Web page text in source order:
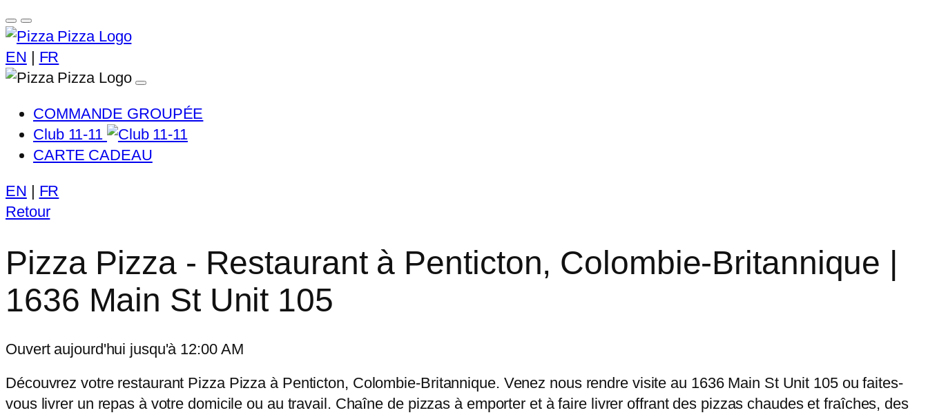
EN | FR
COMMANDE GROUPÉE
Club 11-11
CARTE CADEAU
EN | FR
Retour
Pizza Pizza - Restaurant à Penticton, Colombie-Britannique |
1636 Main St Unit 105
Ouvert aujourd'hui jusqu'à 12:00 AM
Découvrez votre restaurant Pizza Pizza à Penticton, Colombie-Britannique. Venez nous rendre visite au 1636 Main St Unit 105 ou faites-
vous livrer un repas à votre domicile ou au travail. Chaîne de pizzas à emporter et à faire livrer offrant des pizzas chaudes et fraîches, des